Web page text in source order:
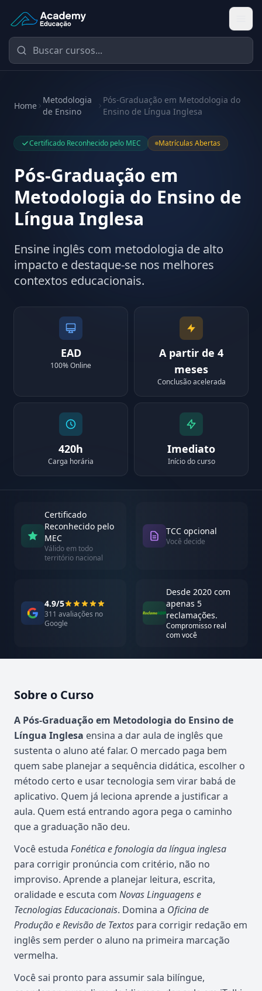
Academy Educação — Página Inicial
Home
Metodologia
de Ensino
Pós-Graduação em Metodologia do
Ensino de Língua Inglesa
Certificado Reconhecido pelo MEC Matrículas Abertas
Pós-Graduação em
Metodologia do Ensino de
Língua Inglesa
Ensine inglês com metodologia de alto
impacto e destaque-se nos melhores
contextos educacionais.
EAD
100% Online
A partir de 4
meses
Conclusão acelerada
420h
Carga horária
Imediato
Início do curso
Certificado
Reconhecido pelo
MEC
Válido em todo
território nacional
TCC opcional
Você decide
4.9/5
311 avaliações no
Google
Desde 2020 com
apenas 5
reclamações.
Compromisso real
com você
Sobre o Curso
Atualizado em abril de 2026
A Pós-Graduação em Metodologia do Ensino de
Língua Inglesa ensina a dar aula de inglês que
sustenta o aluno até falar. O mercado paga bem
quem sabe planejar a sequência didática, escolher o
método certo e usar tecnologia sem virar babá de
aplicativo. Quem já leciona aprende a justificar a
aula. Quem está entrando agora pega o caminho
que a graduação não deu.
Você estuda Fonética e fonologia da língua inglesa
para corrigir pronúncia com critério, não no
improviso. Aprende a planejar leitura, escrita,
oralidade e escuta com Novas Linguagens e
Tecnologias Educacionais. Domina a Oficina de
Produção e Revisão de Textos para corrigir redação em
inglês sem perder o aluno na primeira marcação
vermelha.
Você sai pronto para assumir sala bilíngue,